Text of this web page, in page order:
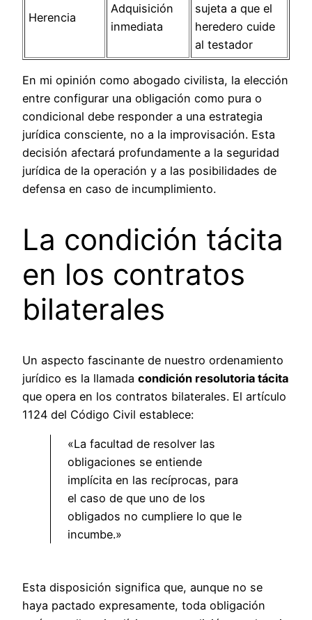
Herencia
Adquisición
inmediata
sujeta a que el
heredero cuide
al testador
En mi opinión como abogado civilista, la elección
entre configurar una obligación como pura o
condicional debe responder a una estrategia
jurídica consciente, no a la improvisación. Esta
decisión afectará profundamente a la seguridad
jurídica de la operación y a las posibilidades de
defensa en caso de incumplimiento.
La condición tácita
en los contratos
bilaterales
Un aspecto fascinante de nuestro ordenamiento
jurídico es la llamada condición resolutoria tácita
que opera en los contratos bilaterales. El artículo
1124 del Código Civil establece:
«La facultad de resolver las
obligaciones se entiende
implícita en las recíprocas, para
el caso de que uno de los
obligados no cumpliere lo que le
incumbe.»
Esta disposición significa que, aunque no se
haya pactado expresamente, toda obligación